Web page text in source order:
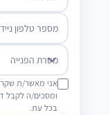
מספר טלפון נייד
מטרת הפנייה
אני מאשר/ת
ומסכים/ה לקבל
בכל עת.